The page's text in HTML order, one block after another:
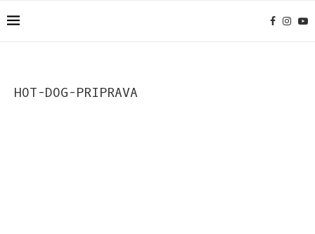
HOT-DOG-PRIPRAVA